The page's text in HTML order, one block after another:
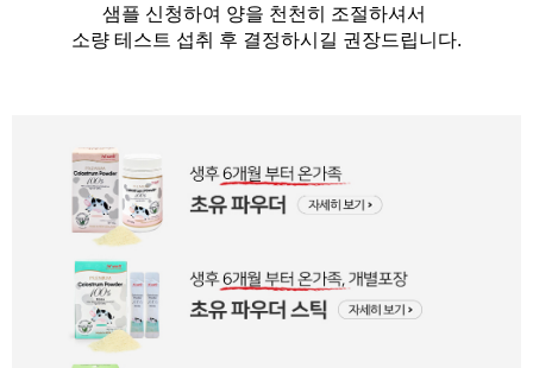
샘플 신청하여 양을 천천히 조절하셔서
소량 테스트 섭취 후 결정하시길 권장드립니다.